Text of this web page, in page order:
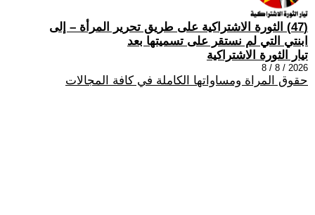
(47) الثورة الاشتراكية على طريق تحرير المرأة – إلى
ابنتي التي لم نستقر على تسميتها بعد
تيار الثورة الاشتراكية
2026 / 8 / 8
حقوق المراة ومساواتها الكاملة في كافة المجالات